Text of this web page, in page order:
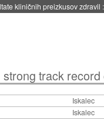
kliničnih preizkusov zdravil
strong track record of
Iskalec
Iskalec